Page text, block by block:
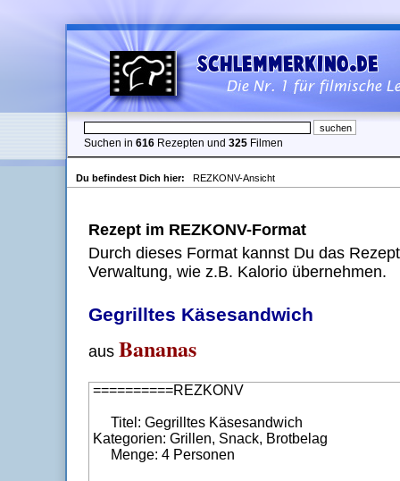
Suchen in 616 Rezepten und 325 Filmen
Du befindest Dich hier: REZKONV-Ansicht
Rezept im REZKONV-Format
Durch dieses Format kannst Du das
Verwaltung, wie z.B. Kalorio übernehmen.
Gegrilltes Käsesandwich
aus Bananas